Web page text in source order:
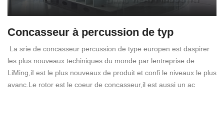
Concasseur à percussion de typ
La srie de concasseur percussion de type europen est daspirer
les plus nouveaux techiniques du monde par lentreprise de
LiMing,iI est le plus nouveaux de produit et confi le niveaux le plus
avanc.Le rotor est le coeur de concasseur,il est aussi un ac